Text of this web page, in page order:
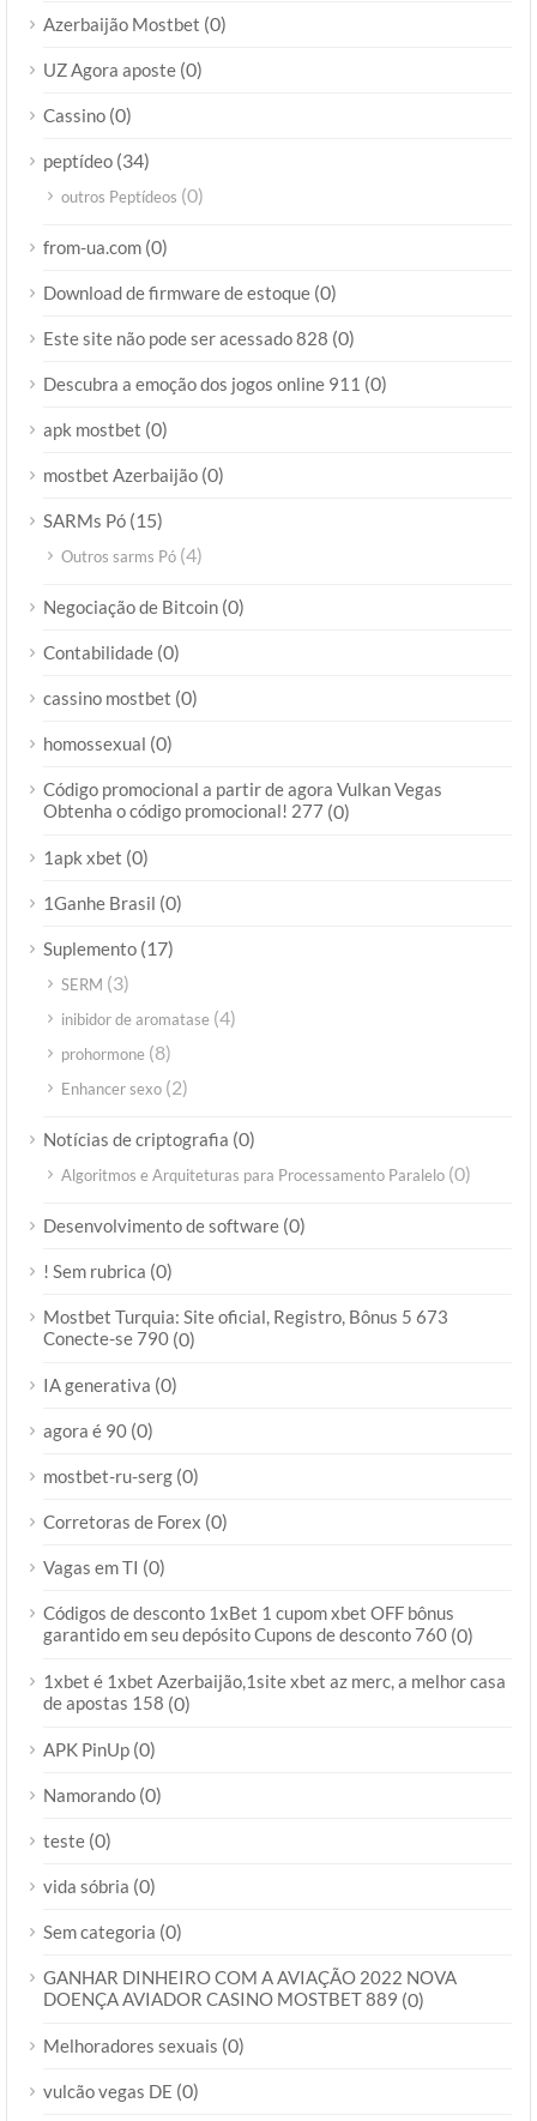
Azerbaijão Mostbet (0)
UZ Agora aposte (0)
Cassino (0)
peptídeo (34)
outros Peptídeos (0)
from-ua.com (0)
Download de firmware de estoque (0)
Este site não pode ser acessado 828 (0)
Descubra a emoção dos jogos online 911 (0)
apk mostbet (0)
mostbet Azerbaijão (0)
SARMs Pó (15)
Outros sarms Pó (4)
Negociação de Bitcoin (0)
Contabilidade (0)
cassino mostbet (0)
homossexual (0)
Código promocional a partir de agora Vulkan Vegas
Obtenha o código promocional! 277 (0)
1apk xbet (0)
1Ganhe Brasil (0)
Suplemento (17)
SERM (3)
inibidor de aromatase (4)
prohormone (8)
Enhancer sexo (2)
Notícias de criptografia (0)
Algoritmos e Arquiteturas para Processamento Paralelo (0)
Desenvolvimento de software (0)
! Sem rubrica (0)
Mostbet Turquia: Site oficial, Registro, Bônus 5 673
Conecte-se 790 (0)
IA generativa (0)
agora é 90 (0)
mostbet-ru-serg (0)
Corretoras de Forex (0)
Vagas em TI (0)
Códigos de desconto 1xBet 1 cupom xbet OFF bônus
garantido em seu depósito Cupons de desconto 760 (0)
1xbet é 1xbet Azerbaijão,1site xbet az merc, a melhor casa
de apostas 158 (0)
APK PinUp (0)
Namorando (0)
teste (0)
vida sóbria (0)
Sem categoria (0)
GANHAR DINHEIRO COM A AVIAÇÃO 2022 NOVA
DOENÇA AVIADOR CASINO MOSTBET 889 (0)
Melhoradores sexuais (0)
vulcão vegas DE (0)